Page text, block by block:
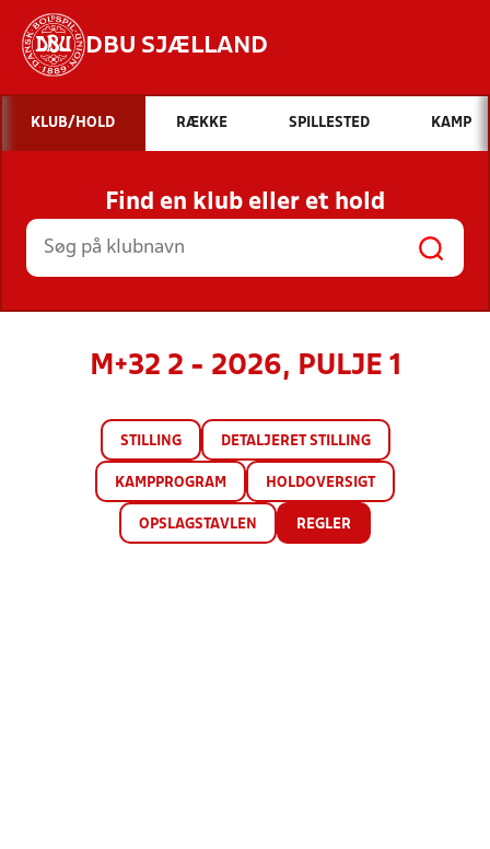
DBU SJÆLLAND
Hvad vil du søge efter?
INDHOLD OG NYHEDER
STILLINGER, RESULTATER, KLUBBER OG
HOLD
KLUB/HOLD RÆKKE SPILLESTED KAMP
Find en klub eller et hold
M+32 2 - 2026, PULJE 1
STILLING DETALJERET STILLING
KAMPPROGRAM HOLDOVERSIGT
OPSLAGSTAVLEN REGLER